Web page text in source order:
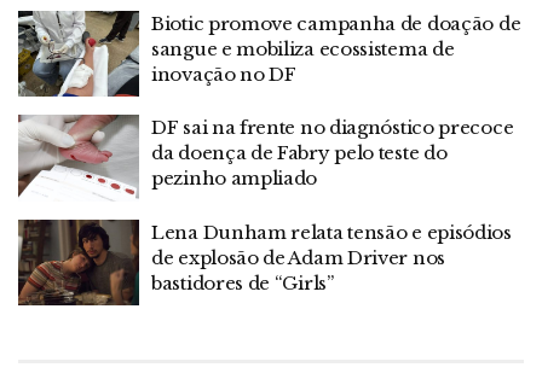
Biotic promove campanha de doação de
sangue e mobiliza ecossistema de
inovação no DF
DF sai na frente no diagnóstico precoce
da doença de Fabry pelo teste do
pezinho ampliado
Lena Dunham relata tensão e episódios
de explosão de Adam Driver nos
bastidores de “Girls”